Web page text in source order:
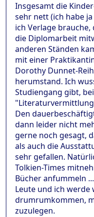
Insgesamt die
sehr nett (ich habe
ich Verlage
die Diplomarbeit
anderen Ständen
mit einer
Dorothy Dunnet-
herumstand. Ich
Studiengang gibt,
Den
dann leider nicht
gerne noch gesagt,
als auch die
sehr gefallen.
Tolkien-Times
Bücher anfummeln
Leute und ich werde
drumrumkommen,
zuzulegen.